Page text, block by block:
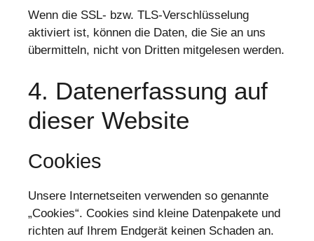
Wenn die SSL- bzw. TLS-Verschlüsselung
aktiviert ist, können die Daten, die Sie an uns
übermitteln, nicht von Dritten mitgelesen werden.
4. Datenerfassung auf
dieser Website
Cookies
Unsere Internetseiten verwenden so genannte
„Cookies“. Cookies sind kleine Datenpakete und
richten auf Ihrem Endgerät keinen Schaden an.